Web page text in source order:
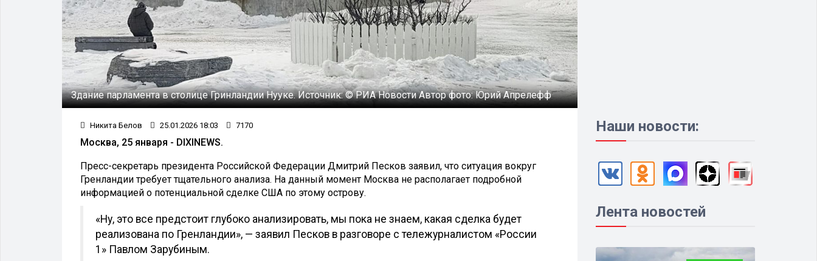
Здание парламента в столице Гринландии Нууке.Источник:© РИА НовостиАвтор фото:Юрий Апрелефф
Никита Белов 25.01.2026 18:03 7170
Москва, 25 января - DIXINEWS.
Пресс-секретарь президента Российской Федерации Дмитрий Песков заявил, что ситуация вокруг
Гренландии требует тщательного анализа. На данный момент Москва не располагает подробной
информацией о потенциальной сделке США по этому острову.
«Ну, это все предстоит глубоко анализировать, мы пока не знаем, какая сделка будет
реализована по Гренландии», — заявил Песков в разговоре с тележурналистом «России
1» Павлом Зарубиным.
Наши новости:
Лента новостей